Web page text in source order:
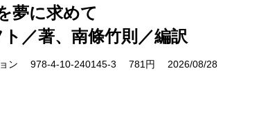
夢に求めて
／著、南條竹則／編訳
ョン 978-4-10-240145-3 781円 2026/08/28